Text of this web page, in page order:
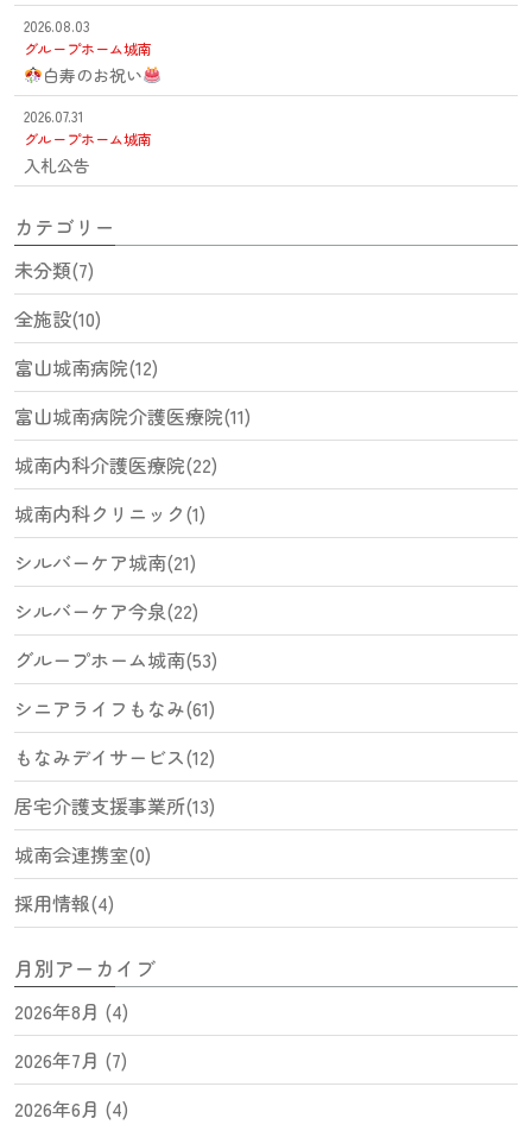
2026.08.03
グループホーム城南
白寿のお祝い
2026.07.31
グループホーム城南
入札公告
カテゴリー
未分類(7)
全施設(10)
富山城南病院(12)
富山城南病院介護医療院(11)
城南内科介護医療院(22)
城南内科クリニック(1)
シルバーケア城南(21)
シルバーケア今泉(22)
グループホーム城南(53)
シニアライフもなみ(61)
もなみデイサービス(12)
居宅介護支援事業所(13)
城南会連携室(0)
採用情報(4)
月別アーカイブ
2026年8月 (4)
2026年7月 (7)
2026年6月 (4)